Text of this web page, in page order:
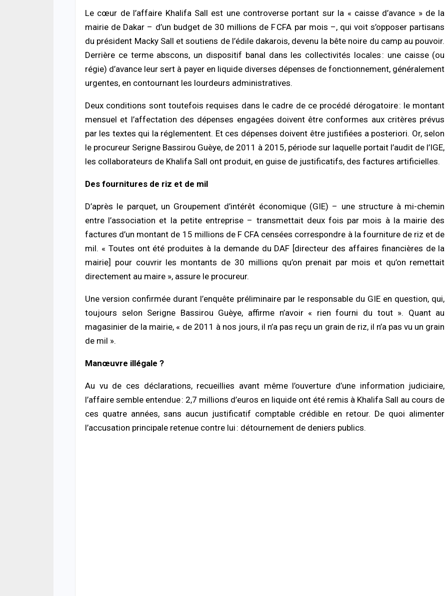
Le cœur de l’affaire Khalifa Sall est une controverse portant sur la « caisse d’avance » de la
mairie de Dakar – d’un budget de 30 millions de F CFA par mois –, qui voit s’opposer partisans
du président Macky Sall et soutiens de l’édile dakarois, devenu la bête noire du camp au pouvoir.
Derrière ce terme abscons, un dispositif banal dans les collectivités locales : une caisse (ou
régie) d’avance leur sert à payer en liquide diverses dépenses de fonctionnement, généralement
urgentes, en contournant les lourdeurs administratives.
Deux conditions sont toutefois requises dans le cadre de ce procédé dérogatoire : le montant
mensuel et l’affectation des dépenses engagées doivent être conformes aux critères prévus
par les textes qui la réglementent. Et ces dépenses doivent être justifiées a posteriori. Or, selon
le procureur Serigne Bassirou Guèye, de 2011 à 2015, période sur laquelle portait l’audit de l’IGE,
les collaborateurs de Khalifa Sall ont produit, en guise de justificatifs, des factures artificielles.
Des fournitures de riz et de mil
D’après le parquet, un Groupement d’intérêt économique (GIE) – une structure à mi-chemin
entre l’association et la petite entreprise – transmettait deux fois par mois à la mairie des
factures d’un montant de 15 millions de F CFA censées correspondre à la fourniture de riz et de
mil. « Toutes ont été produites à la demande du DAF [directeur des affaires financières de la
mairie] pour couvrir les montants de 30 millions qu’on prenait par mois et qu’on remettait
directement au maire », assure le procureur.
Une version confirmée durant l’enquête préliminaire par le responsable du GIE en question, qui,
toujours selon Serigne Bassirou Guèye, affirme n’avoir « rien fourni du tout ». Quant au
magasinier de la mairie, « de 2011 à nos jours, il n’a pas reçu un grain de riz, il n’a pas vu un grain
de mil ».
Manœuvre illégale ?
Au vu de ces déclarations, recueillies avant même l’ouverture d’une information judiciaire,
l’affaire semble entendue : 2,7 millions d’euros en liquide ont été remis à Khalifa Sall au cours de
ces quatre années, sans aucun justificatif comptable crédible en retour. De quoi alimenter
l’accusation principale retenue contre lui : détournement de deniers publics.